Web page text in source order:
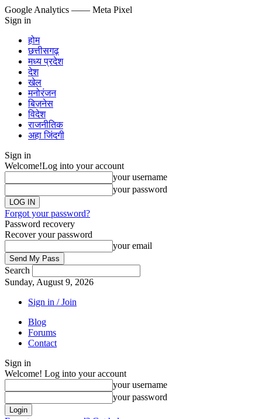
Google Analytics —— Meta Pixel
Sign in
होम
छत्तीसगढ़
मध्य प्रदेश
देश
खेल
मनोरंजन
बिज़नेस
विदेश
राजनीतिक
अहा जिंदगी
Sign in
Welcome!Log into your account
your username
your password
Forgot your password?
Password recovery
Recover your password
your email
Search
Sunday, August 9, 2026
Sign in / Join
Blog
Forums
Contact
Sign in
Welcome! Log into your account
your username
your password